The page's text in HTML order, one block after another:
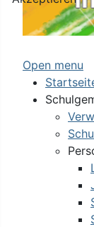
Open menu